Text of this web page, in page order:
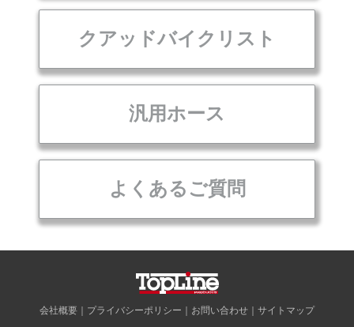
クアッドバイクリスト
汎用ホース
よくあるご質問
会社概要 プライバシーポリシー お問い合わせ サイトマップ